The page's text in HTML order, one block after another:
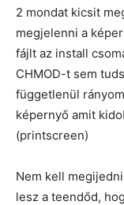
2 mondat kicsit
megjelenni a
fájlt az install
CHMOD-t sem
függetlenül
képernyő amit
(printscreen)
Nem kell
lesz a teendőd,